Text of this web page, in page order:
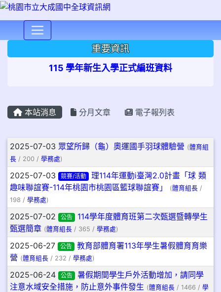
重要資訊
115 學年新生入學正式編班資料
本站消息 分月文章 電子報列表
文章列表
2025-07-03 眾望所歸（龜）奧運國手羽球體驗營 (體育組
長 / 200 / 學務處)
2025-07-03 競賽/活動
理114年運動i臺灣2.0計畫「球 類
趣味聯誼賽-114年桃園市桃園區籃球聯誼賽」
(體育組長 /
198 / 學務處)
2025-07-02 公告
114學年度體育班第二次甄選暨轉學生
甄選簡章 (體育組長 / 365 / 學務處)
2025-06-27 公告
教育部體育署113年學生暑假體育育樂
營 (體育組長 / 232 / 學務處)
2025-06-24 公告
暑假期間學生戶外活動增加，請同學
注意水域安全措施，防止意外事件發生 (體育組長 / 1466 / 學